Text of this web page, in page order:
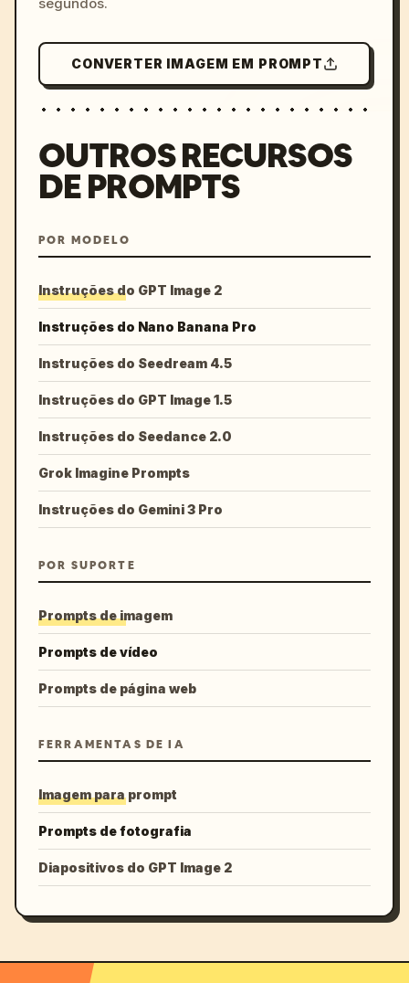
CONVERTER IMAGEM EM PROMPT
OUTROS RECURSOS
DE PROMPTS
POR MODELO
Instruções do GPT Image 2
Instruções do Nano Banana Pro
Instruções do Seedream 4.5
Instruções do GPT Image 1.5
Instruções do Seedance 2.0
Grok Imagine Prompts
Instruções do Gemini 3 Pro
POR SUPORTE
Prompts de imagem
Prompts de vídeo
Prompts de página web
FERRAMENTAS DE IA
Imagem para prompt
Prompts de fotografia
Diapositivos do GPT Image 2